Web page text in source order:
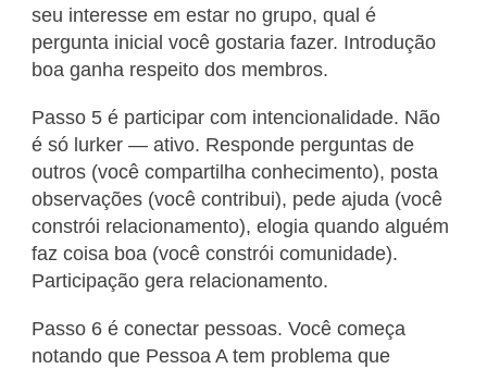
seu interesse em estar no grupo, qual é
pergunta inicial você gostaria fazer. Introdução
boa ganha respeito dos membros.
Passo 5 é participar com intencionalidade. Não
é só lurker — ativo. Responde perguntas de
outros (você compartilha conhecimento), posta
observações (você contribui), pede ajuda (você
constrói relacionamento), elogia quando alguém
faz coisa boa (você constrói comunidade).
Participação gera relacionamento.
Passo 6 é conectar pessoas. Você começa
notando que Pessoa A tem problema que